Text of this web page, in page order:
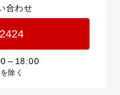
合わせ
～18:00
除く